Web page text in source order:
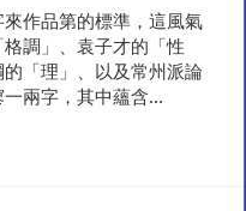
作品第的標準，這風氣
調」、袁子才的「性
「理」、以及常州派論
兩字，其中蘊含...